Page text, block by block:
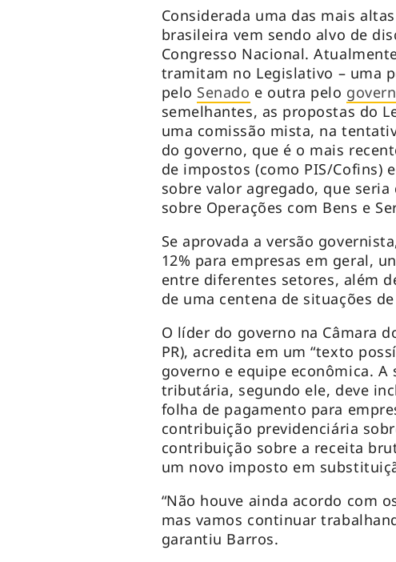
Considerada uma das mais
brasileira vem sendo alvo de
Congresso Nacional.
tramitam no Legislativo – uma
pelo Senado e outra pelo
semelhantes, as propostas do
uma comissão mista, na
do governo, que é o mais
de impostos (como PIS/Cofins)
sobre valor agregado, que
sobre Operações com Bens e
Se aprovada a versão
12% para empresas em geral,
entre diferentes setores, além
de uma centena de situações
O líder do governo na Câmara
PR), acredita em um “texto
governo e equipe econômica.
tributária, segundo ele, deve
folha de pagamento para
contribuição previdenciária
contribuição sobre a receita
um novo imposto em
“Não houve ainda acordo com
mas vamos continuar
garantiu Barros.